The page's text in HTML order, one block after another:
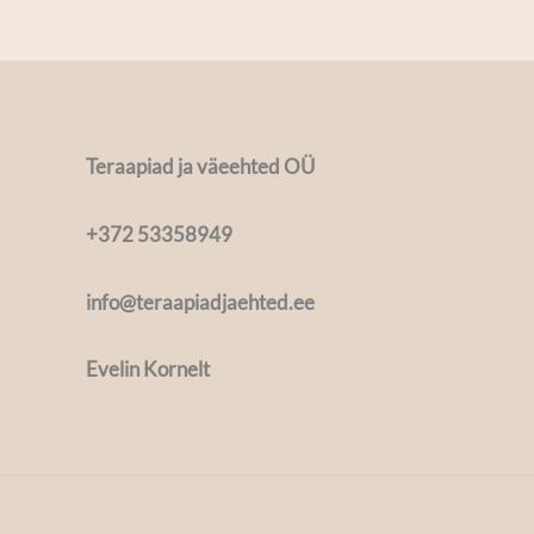
Teraapiad ja väeehted OÜ
+372 53358949
info@teraapiadjaehted.ee
Evelin Kornelt